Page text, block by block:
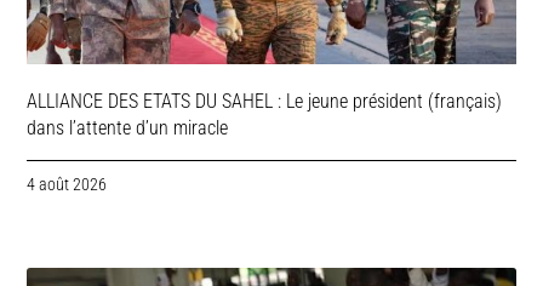
ALLIANCE DES ETATS DU SAHEL : Le jeune président (français)
dans l’attente d’un miracle
4 août 2026